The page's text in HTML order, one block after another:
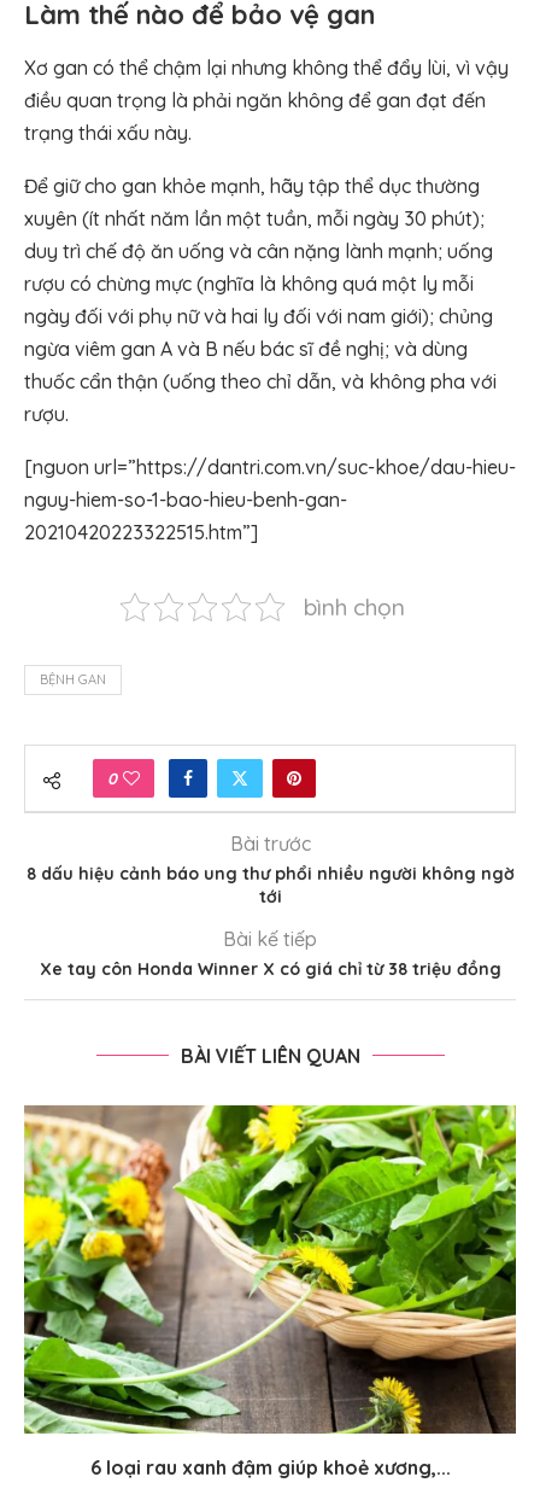
Làm thế nào để bảo vệ gan
Xơ gan có thể chậm lại nhưng không thể đẩy lùi, vì vậy
điều quan trọng là phải ngăn không để gan đạt đến
trạng thái xấu này.
Để giữ cho gan khỏe mạnh, hãy tập thể dục thường
xuyên (ít nhất năm lần một tuần, mỗi ngày 30 phút);
duy trì chế độ ăn uống và cân nặng lành mạnh; uống
rượu có chừng mực (nghĩa là không quá một ly mỗi
ngày đối với phụ nữ và hai ly đối với nam giới); chủng
ngừa viêm gan A và B nếu bác sĩ đề nghị; và dùng
thuốc cẩn thận (uống theo chỉ dẫn, và không pha với
rượu.
[nguon url=”https://dantri.com.vn/suc-khoe/dau-hieu-
nguy-hiem-so-1-bao-hieu-benh-gan-
20210420223322515.htm”]
bình chọn
BỆNH GAN
0
Bài trước
8 dấu hiệu cảnh báo ung thư phổi nhiều người không ngờ
tới
Bài kế tiếp
Xe tay côn Honda Winner X có giá chỉ từ 38 triệu đồng
BÀI VIẾT LIÊN QUAN
6 loại rau xanh đậm giúp khoẻ xương,...